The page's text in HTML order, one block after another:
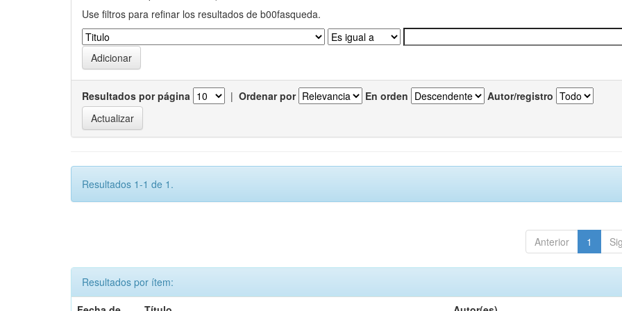
Use filtros para refinar los resultados de b00fasqueda.
Resultados por página | Ordenar por En orden Autor/registro
Resultados 1-1 de 1.
Anterior 1
Resultados por ítem: